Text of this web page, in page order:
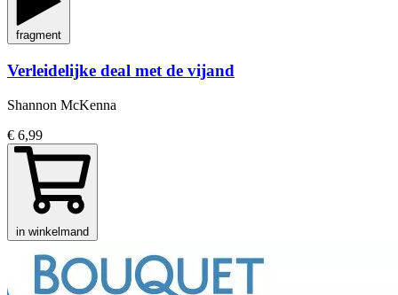
fragment
Verleidelijke deal met de vijand
Shannon McKenna
€ 6,99
in winkelmand